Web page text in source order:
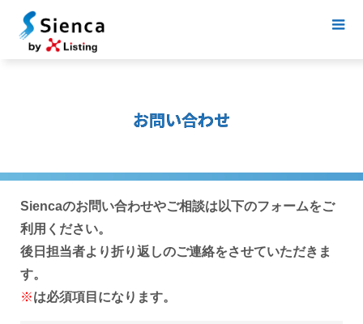
お問い合わせ
Siencaのお問い合わせやご相談は以下のフォームをご
利用ください。
後日担当者より折り返しのご連絡をさせていただきま
す。
※は必須項目になります。